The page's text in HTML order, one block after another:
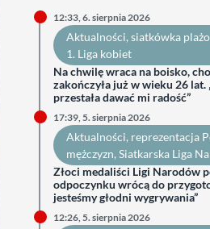
12:33, 6. sierpnia 2026
Aktualności, siatkówka
1. Liga kobiet
Na chwilę wraca na boisko,
zakończyła już w wieku 26 lat.
przestała dawać mi radość”
17:39, 5. sierpnia 2026
Aktualności, reprezentacja
mężczyzn, Siatkarska Liga
Złoci medaliści Ligi Narodów
odpoczynku wrócą do
jesteśmy głodni wygrywania”
12:26, 5. sierpnia 2026